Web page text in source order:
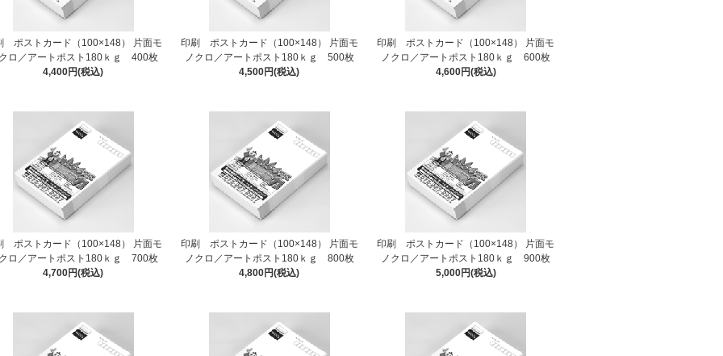
ポストカード（100×148） 片面モ
クロ／アートポスト180ｋｇ 400枚
4,400円(税込)
印刷 ポストカード（100×148） 片面モ
ノクロ／アートポスト180ｋｇ 500枚
4,500円(税込)
印刷 ポストカード（100×148） 片面モ
ノクロ／アートポスト180ｋｇ 600枚
4,600円(税込)
ポストカード（100×148） 片面モ
クロ／アートポスト180ｋｇ 700枚
4,700円(税込)
印刷 ポストカード（100×148） 片面モ
ノクロ／アートポスト180ｋｇ 800枚
4,800円(税込)
印刷 ポストカード（100×148） 片面モ
ノクロ／アートポスト180ｋｇ 900枚
5,000円(税込)